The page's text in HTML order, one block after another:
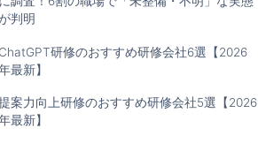
判明
ChatGPT研修のおすすめ研修会社6選【2026
最新】
案力向上研修のおすすめ研修会社5選【2026
最新】